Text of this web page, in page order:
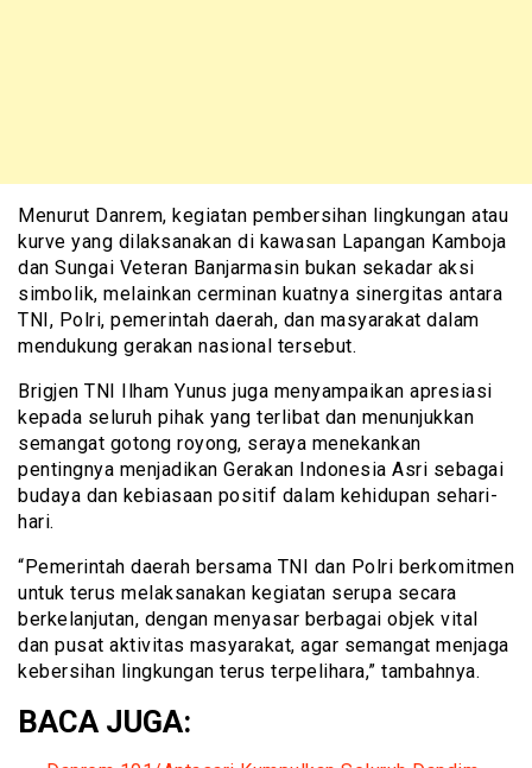
Menurut Danrem, kegiatan pembersihan lingkungan atau
kurve yang dilaksanakan di kawasan Lapangan Kamboja
dan Sungai Veteran Banjarmasin bukan sekadar aksi
simbolik, melainkan cerminan kuatnya sinergitas antara
TNI, Polri, pemerintah daerah, dan masyarakat dalam
mendukung gerakan nasional tersebut.
Brigjen TNI Ilham Yunus juga menyampaikan apresiasi
kepada seluruh pihak yang terlibat dan menunjukkan
semangat gotong royong, seraya menekankan
pentingnya menjadikan Gerakan Indonesia Asri sebagai
budaya dan kebiasaan positif dalam kehidupan sehari-
hari.
“Pemerintah daerah bersama TNI dan Polri berkomitmen
untuk terus melaksanakan kegiatan serupa secara
berkelanjutan, dengan menyasar berbagai objek vital
dan pusat aktivitas masyarakat, agar semangat menjaga
kebersihan lingkungan terus terpelihara,” tambahnya.
BACA JUGA: